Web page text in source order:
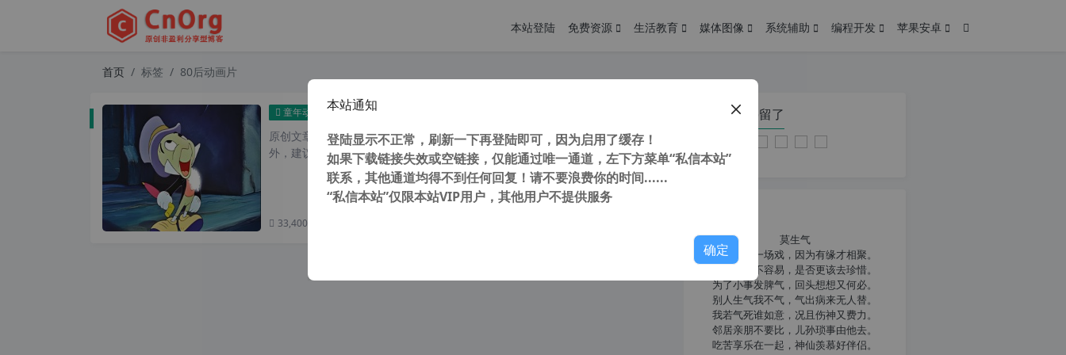
本站登陆 免费资源 生活教育 媒体图像 系统辅助 编程开发 苹果安卓
首页 标签 80后动画片
童年动画 70-80-90后动画片你看过多少，找回我们童年的回忆
原创文章，转载请注明： 转载自cnorg.12hp.de 注意：由于网站空间位于国
外，建议避开晚上的访问高峰期...
33,400 次浏览
您在本页停留了
莫生气
人生就像一场戏，因为有缘才相聚。
相扶到老不容易，是否更该去珍惜。
为了小事发脾气，回头想想又何必。
别人生气我不气，气出病来无人替。
我若气死谁如意，况且伤神又费力。
邻居亲朋不要比，儿孙琐事由他去。
吃苦享乐在一起，神仙羡慕好伴侣。
本站通知
登陆显示不正常，刷新一下再登陆即可，因为启用了缓存！
如果下载链接失效或空链接，仅能通过唯一通道，左下方菜单“私信本站”
联系，其他通道均得不到任何回复！请不要浪费你的时间......
“私信本站”仅限本站VIP用户，其他用户不提供服务
确定